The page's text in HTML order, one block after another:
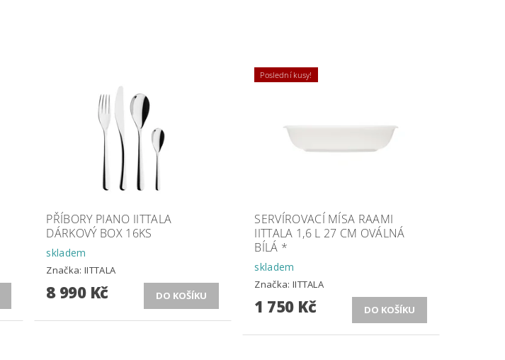
PŘÍBORY PIANO IITTALA
DÁRKOVÝ BOX 16KS
skladem
Značka:IITTALA
8 990 Kč
Poslední kusy!
SERVÍROVACÍ MÍSA RAAMI
IITTALA 1,6 L 27 CM OVÁLNÁ
BÍLÁ *
skladem
Značka: IITTALA
1 750 Kč